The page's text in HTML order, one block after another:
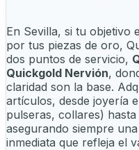
En Sevilla, si tu objetivo
por tus piezas de oro,
dos puntos de servicio,
Quickgold Nervión,
claridad son la base.
artículos, desde joyería
pulseras, collares)
asegurando siempre
inmediata que refleja el